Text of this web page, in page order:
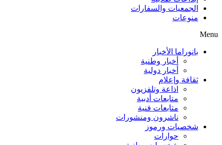
الجمعيات والسفارات
منوعات
Menu
بانوراما الأخبار
أخبار وطنية
أخبار دولية
ثقافة وإعلام
اذاعة وتلفزيون
متابعات أدبية
متابعات فنية
ناشرون ومنشورات
شخصيات ورموز
حوارات